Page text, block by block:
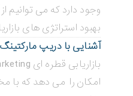
وجود دارد که می توانیم
بهبود استراتژی های
آشنایی با دریپ مارکتینگ
امکان را می دهد که با